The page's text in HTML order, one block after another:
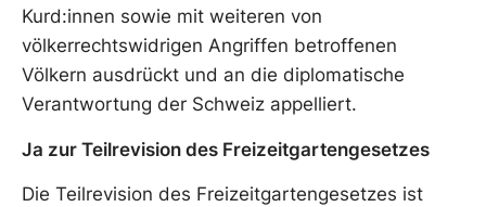
Kurd:innen sowie mit weiteren von
völkerrechtswidrigen Angriffen betroffenen
Völkern ausdrückt und an die diplomatische
Verantwortung der Schweiz appelliert.
Ja zur Teilrevision des Freizeitgartengesetzes
Die Teilrevision des Freizeitgartengesetzes ist